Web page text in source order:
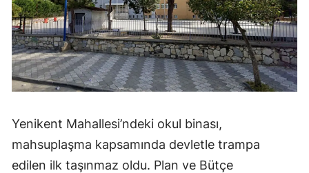
Yenikent Mahallesi’ndeki okul binası,
mahsuplaşma kapsamında devletle trampa
edilen ilk taşınmaz oldu. Plan ve Bütçe